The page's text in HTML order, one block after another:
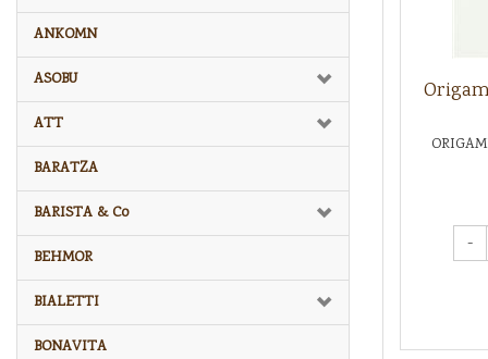
ANKOMN
ASOBU
ATT
BARATZA
BARISTA & Co
BEHMOR
BIALETTI
BONAVITA
-